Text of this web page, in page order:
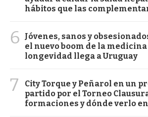
hábitos que las
6
Jóvenes, sanos y
el nuevo boom de la medicina
longevidad llega a Uruguay
7
City Torque y Peñarol en un
partido por el Torneo
formaciones y dónde verlo